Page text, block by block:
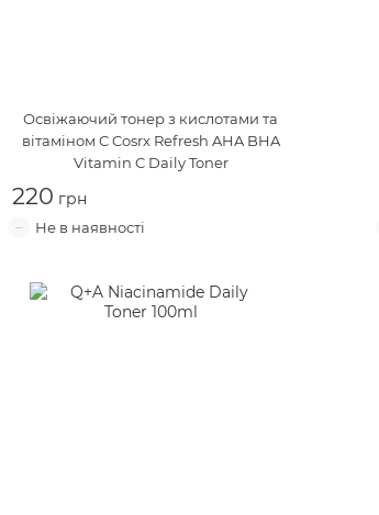
Освіжаючий тонер з кислотами та
вітаміном CCosrx Refresh AHA BHA
Vitamin C Daily Toner
220